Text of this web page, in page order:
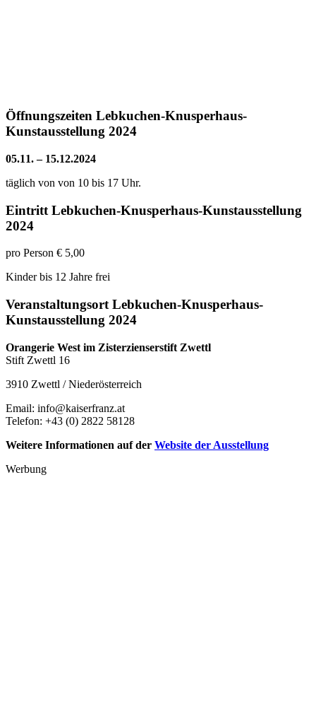
Öffnungszeiten Lebkuchen-Knusperhaus-
Kunstausstellung 2024
05.11. – 15.12.2024
täglich von von 10 bis 17 Uhr.
Eintritt Lebkuchen-Knusperhaus-Kunstausstellung
2024
pro Person € 5,00
Kinder bis 12 Jahre frei
Veranstaltungsort Lebkuchen-Knusperhaus-
Kunstausstellung 2024
Orangerie West im Zisterzienserstift Zwettl
Stift Zwettl 16
3910 Zwettl / Niederösterreich
Email: info@kaiserfranz.at
Telefon: +43 (0) 2822 58128
Weitere Informationen auf der Website der Ausstellung
Werbung